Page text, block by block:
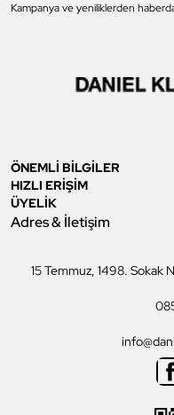
Kampanya ve yeniliklerden
ÖNEMLİ BİLGİLER
HIZLI ERİŞİM
ÜYELİK
Adres & İletişim
15 Temmuz, 1498. Sokak